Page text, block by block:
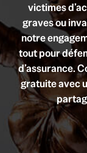
victimes
graves ou
notre
tout pour
d’assurance.
gratuite avec